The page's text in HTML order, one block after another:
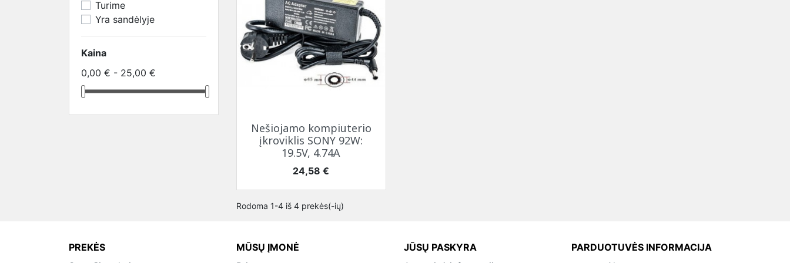
Turime
Yra sandėlyje
Kaina
0,00 € - 25,00 €
 Greita peržiūra
Nešiojamo kompiuterio
įkroviklis SONY 92W:
19.5V, 4.74A
Kaina
24,58 €
Rodoma 1-4 iš 4 prekės(-ių)
PREKĖS
MŪSŲ ĮMONĖ
JŪSŲ PASKYRA
PARDUOTUVĖS INFORMACIJA